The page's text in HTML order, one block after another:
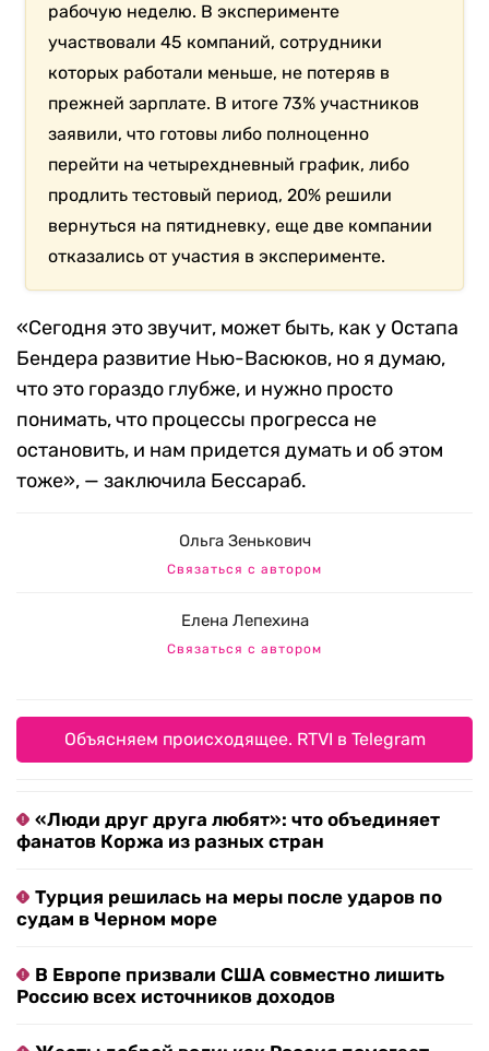
рабочую неделю. В эксперименте
участвовали 45 компаний, сотрудники
которых работали меньше, не потеряв в
прежней зарплате. В итоге 73% участников
заявили, что готовы либо полноценно
перейти на четырехдневный график, либо
продлить тестовый период, 20% решили
вернуться на пятидневку, еще две компании
отказались от участия в эксперименте.
«Сегодня это звучит, может быть, как у Остапа
Бендера развитие Нью-Васюков, но я думаю,
что это гораздо глубже, и нужно просто
понимать, что процессы прогресса не
остановить, и нам придется думать и об этом
тоже», — заключила Бессараб.
Ольга Зенькович
Связаться с автором
Елена Лепехина
Связаться с автором
Объясняем происходящее. RTVI в Telegram
«Люди друг друга любят»: что объединяет
фанатов Коржа из разных стран
Турция решилась на меры после ударов по
судам в Черном море
В Европе призвали США совместно лишить
Россию всех источников доходов